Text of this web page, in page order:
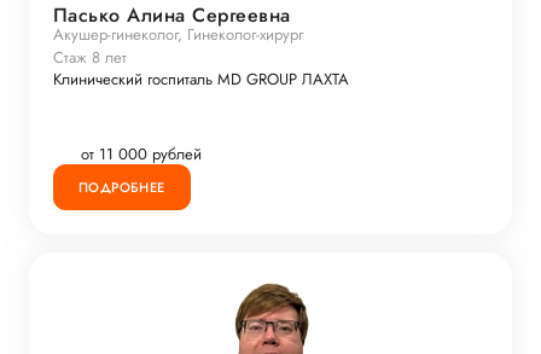
Пасько Алина Сергеевна
Акушер-гинеколог, Гинеколог-хирург
Стаж 8 лет
Клинический госпиталь MD GROUP ЛАХТА
от 11 000 рублей
ПОДРОБНЕЕ